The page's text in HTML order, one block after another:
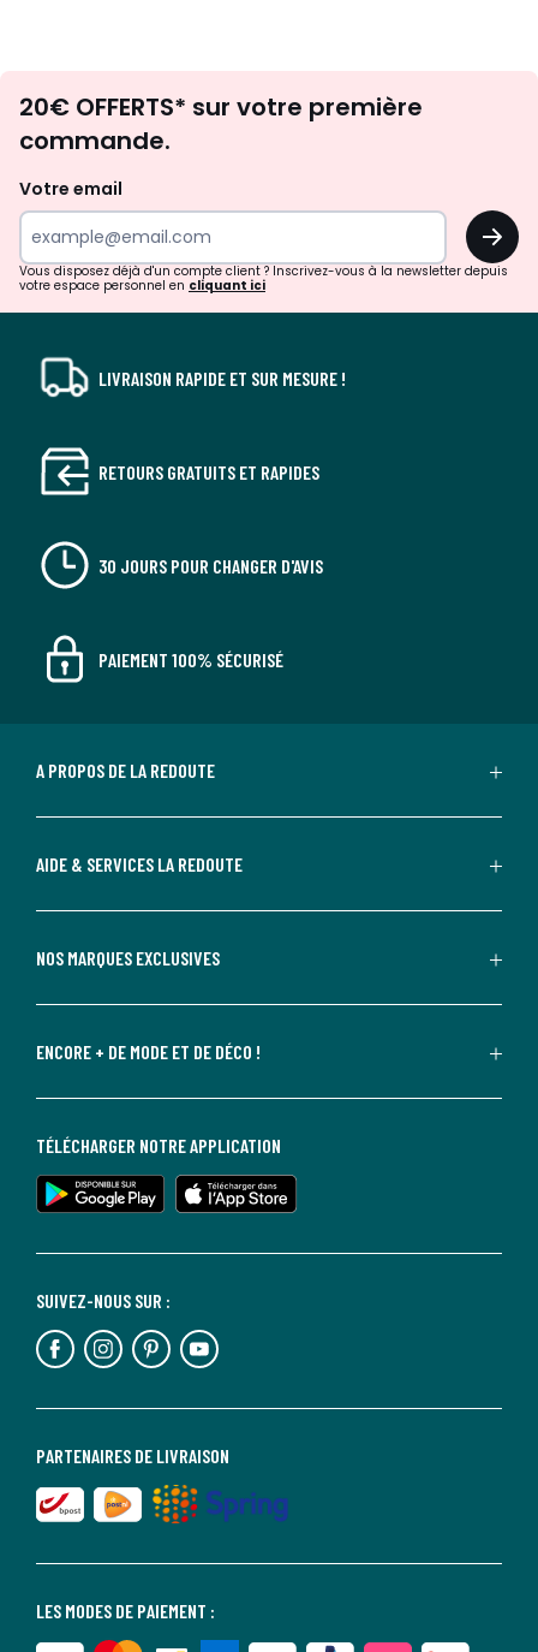
d'inspirations
surprises?
20€ OFFERTS* sur votre première
commande.
Votre email
OK
Vous disposez déjà d'un compte client ? Inscrivez-vous à la newsletter depuis
votre espace personnel en cliquant ici
LIVRAISON RAPIDE ET SUR MESURE !
RETOURS GRATUITS ET RAPIDES
30 JOURS POUR CHANGER D'AVIS
PAIEMENT 100% SÉCURISÉ
A PROPOS DE LA REDOUTE
AIDE & SERVICES LA REDOUTE
NOS MARQUES EXCLUSIVES
ENCORE + DE MODE ET DE DÉCO !
LES MODES DE PAIEMENT :
PARTENAIRES DE LIVRAISON
SUIVEZ-NOUS SUR :
TÉLÉCHARGER NOTRE APPLICATION